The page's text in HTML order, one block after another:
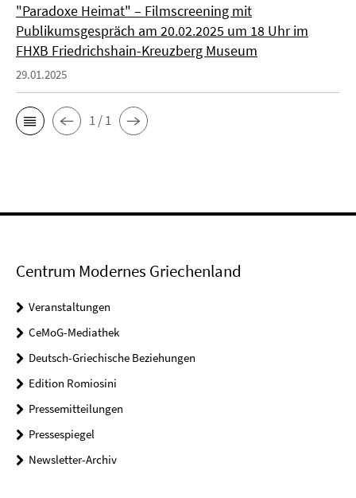
"Paradoxe Heimat" – Filmscreening mit
Publikumsgespräch am 20.02.2025 um 18 Uhr im
FHXB Friedrichshain-Kreuzberg Museum
29.01.2025
1 / 1
Centrum Modernes Griechenland
Veranstaltungen
CeMoG-Mediathek
Deutsch-Griechische Beziehungen
Edition Romiosini
Pressemitteilungen
Pressespiegel
Newsletter-Archiv